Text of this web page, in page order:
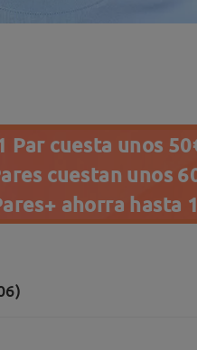
Par cuesta unos
cuestan unos
ahorra hasta